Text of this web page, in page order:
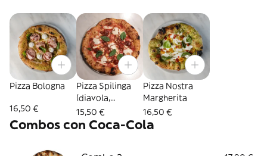
Pizza Bologna
16,50 €
Pizza Spilinga
(diavola,
picante)
15,50 €
Pizza Nostra
Margherita
16,50 €
Combos con Coca-Cola